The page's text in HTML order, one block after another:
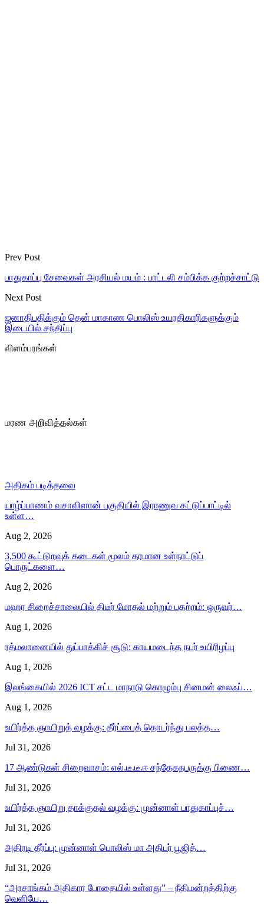
Prev Post
பாதுகாப்பு சேவைகள் அரசியல் மயம் : பாட்டலி சம்பிக்க குற்றச்சாட்டு
Next Post
ஜனாதிபதிக்கும் தென் மாகாண பொலிஸ் உயரதிகாரிகளுக்கும்
இடையில் சந்திப்பு
விளம்பரங்கள்
மரண அறிவித்தல்கள்
அதிகம் படித்தவை
யாழ்ப்பாணம் வசாவிளான் பகுதியில் இராணுவ கட்டுப்பாட்டில்
உள்ள…
Aug 2, 2026
3,500 கூட்டுறவுக் கடைகள் மூலம் தரமான உள்நாட்டுப்
பொருட்களை…
Aug 2, 2026
மஹர சிறைச்சாலையில் திடீர் மோதல் மற்றும் பதற்றம்: ஒருவர்…
Aug 1, 2026
ரத்மலானையில் துப்பாக்கிச் சூடு: காயமடைந்த நபர் உயிரிழப்பு
Aug 1, 2026
இலங்கையில் 2026 ICT சட்ட மாநாடு கொழும்பு சினமன் லைஃப்…
Aug 1, 2026
உயிர்த்த ஞாயிறுத் வழக்கு: தீர்ப்பைத் தொடர்ந்து பலத்த…
Jul 31, 2026
17 ஆண்டுகள் சிறைவாசம்: எல்.டீ.டீ.ஈ சந்தேகநபருக்கு பிணை…
Jul 31, 2026
உயிர்த்த ஞாயிறு தாக்குதல் வழக்கு: முன்னாள் பாதுகாப்புச்…
Jul 31, 2026
அதிரடி தீர்ப்பு: முன்னாள் பொலிஸ் மா அதிபர் பூஜித்…
Jul 31, 2026
“அரசாங்கம் அதிகார போதையில் உள்ளது” – நீதிமன்றத்திற்கு
வெளியே…